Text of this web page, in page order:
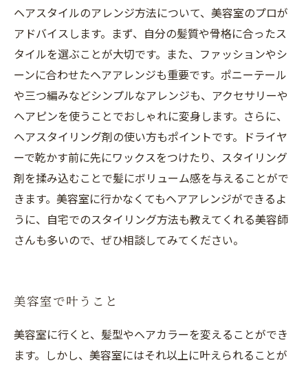
ヘアスタイルのアレンジ方法について、美容室のプロが
アドバイスします。まず、自分の髪質や骨格に合ったス
タイルを選ぶことが大切です。また、ファッションやシ
ーンに合わせたヘアアレンジも重要です。ポニーテール
や三つ編みなどシンプルなアレンジも、アクセサリーや
ヘアピンを使うことでおしゃれに変身します。さらに、
ヘアスタイリング剤の使い方もポイントです。ドライヤ
ーで乾かす前に先にワックスをつけたり、スタイリング
剤を揉み込むことで髪にボリューム感を与えることがで
きます。美容室に行かなくてもヘアアレンジができるよ
うに、自宅でのスタイリング方法も教えてくれる美容師
さんも多いので、ぜひ相談してみてください。
美容室で叶うこと
美容室に行くと、髪型やヘアカラーを変えることができ
ます。しかし、美容室にはそれ以上に叶えられることが